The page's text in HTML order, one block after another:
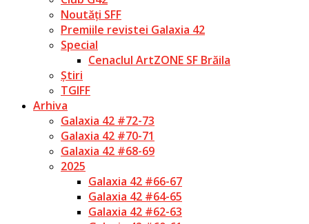
Noutăți SFF
Premiile revistei Galaxia 42
Special
Cenaclul ArtZONE SF Brăila
Știri
TGIFF
Arhiva
Galaxia 42 #72-73
Galaxia 42 #70-71
Galaxia 42 #68-69
2025
Galaxia 42 #66-67
Galaxia 42 #64-65
Galaxia 42 #62-63